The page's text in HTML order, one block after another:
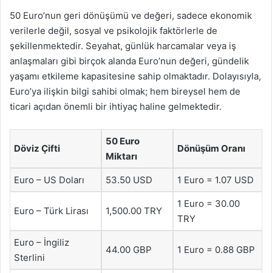
50 Euro’nun geri dönüşümü ve değeri, sadece ekonomik
verilerle değil, sosyal ve psikolojik faktörlerle de
şekillenmektedir. Seyahat, günlük harcamalar veya iş
anlaşmaları gibi birçok alanda Euro’nun değeri, gündelik
yaşamı etkileme kapasitesine sahip olmaktadır. Dolayısıyla,
Euro’ya ilişkin bilgi sahibi olmak; hem bireysel hem de
ticari açıdan önemli bir ihtiyaç haline gelmektedir.
Döviz Çifti
50 Euro
Miktarı
Dönüşüm Oranı
Euro – US Doları 53.50 USD 1 Euro = 1.07 USD
Euro – Türk Lirası 1,500.00 TRY
1 Euro = 30.00
TRY
Euro – İngiliz
Sterlini
44.00 GBP 1 Euro = 0.88 GBP